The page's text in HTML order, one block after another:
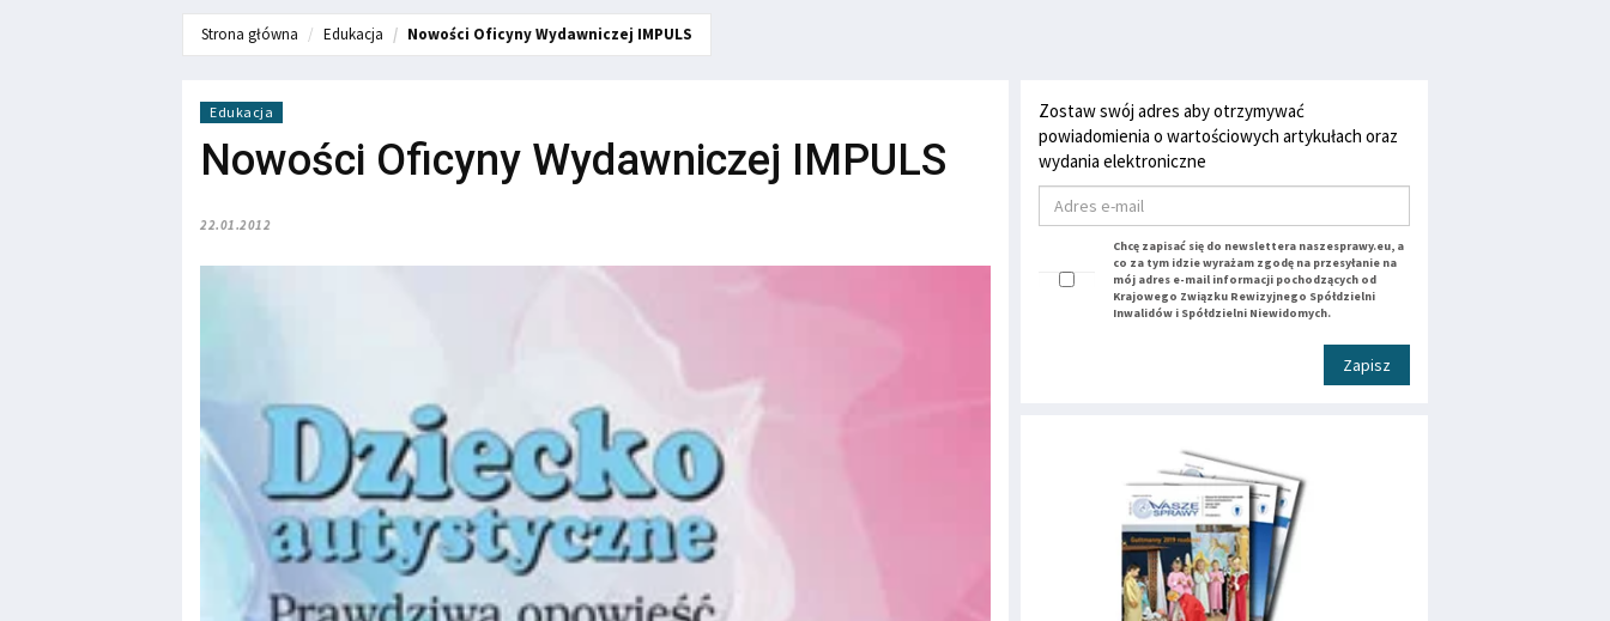
Strona główna Edukacja Nowości Oficyny Wydawniczej IMPULS
Edukacja
Nowości Oficyny Wydawniczej IMPULS
22.01.2012
Zostaw swój adres aby otrzymywać
powiadomienia o wartościowych artykułach oraz
wydania elektroniczne
Chcę zapisać się do newslettera naszesprawy.eu, a
co za tym idzie wyrażam zgodę na przesyłanie na
mój adres e-mail informacji pochodzących od
Krajowego Związku Rewizyjnego Spółdzielni
Inwalidów i Spółdzielni Niewidomych.
Zapisz